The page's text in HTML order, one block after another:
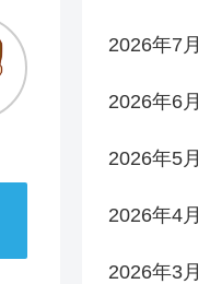
2026年7月
2026年6月
2026年5月
2026年4月
2026年3月